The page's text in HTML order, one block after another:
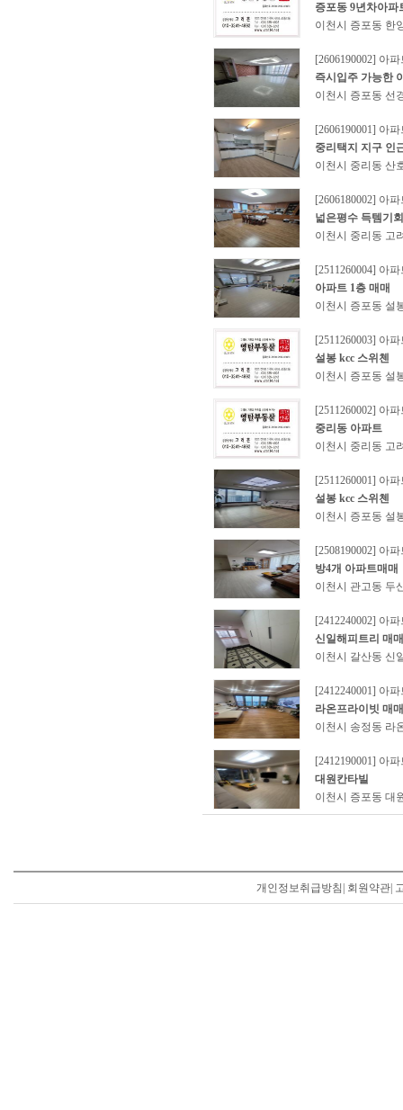
증포동 9년차아파
이천시 증포동 한
[2606190002] 아파
즉시입주 가능한
이천시 증포동 선
[2606190001] 아파
중리택지 지구 인
이천시 중리동 산
[2606180002] 아파
넓은평수 득템기회
이천시 중리동 고
[2511260004] 아파
아파트 1층 매매
이천시 증포동 설
[2511260003] 아파
설봉 kcc 스위첸
이천시 증포동 설
[2511260002] 아파
중리동 아파트
이천시 중리동 고
[2511260001] 아파
설봉 kcc 스위첸
이천시 증포동 설
[2508190002] 아파
방4개 아파트매매
이천시 관고동 두
[2412240002] 아파
신일해피트리 매매
이천시 갈산동 신
[2412240001] 아파
라온프라이빗 매매
이천시 송정동 라
[2412190001] 아파
대원칸타빌
이천시 증포동 대
개인정보취급방침 회원약관